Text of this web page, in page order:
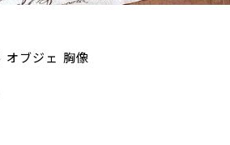
オブジェ 胸像